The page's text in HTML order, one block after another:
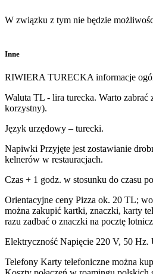
W związku z tym nie będzie
Inne
RIWIERA TURECKA informacje
Waluta TL - lira turecka. Warto
korzystny).
Język urzędowy – turecki.
Napiwki Przyjęte jest zostawianie
kelnerów w restauracjach.
Czas + 1 godz. w stosunku do czasu
Orientacyjne ceny Pizza ok. 20 TL;
można zakupić kartki, znaczki, karty
razu zadbać o znaczki na pocztę
Elektryczność Napięcie 220 V, 50 Hz.
Telefony Karty telefoniczne można